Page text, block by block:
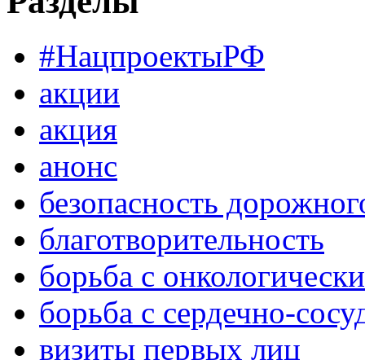
#НацпроектыРФ
акции
акция
анонс
безопасность
благотворительность
борьба с
борьба с сердечно-
визиты первых лиц